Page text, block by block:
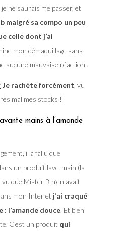
ne saurais me passer, et
malgré sa compo un peu
celle dont j’ai
mon démaquillage sans
aucune mauvaise réaction .
Je rachète forcément, vu
mal mes stocks !
mains à l’amande
il a fallu que
un produit lave-main (la
que Mister B n’en avait
mon Inter et j’ai craqué
: l’amande douce. Et bien
C’est un produit qui